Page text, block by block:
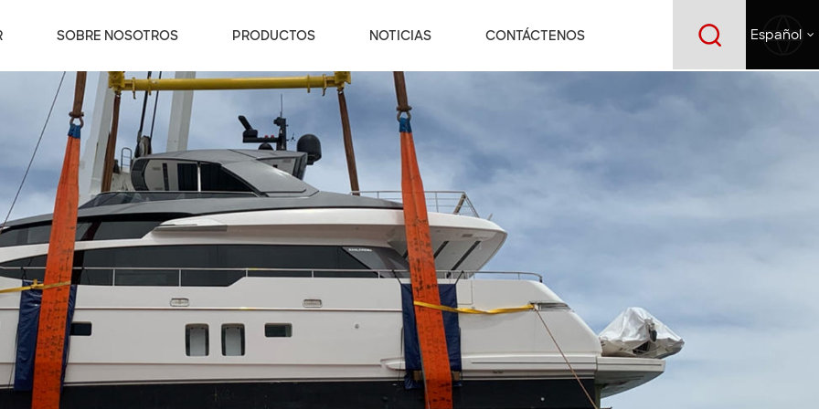
Español
SOBRE NOSOTROS PRODUCTOS NOTICIAS CONTÁCTENOS